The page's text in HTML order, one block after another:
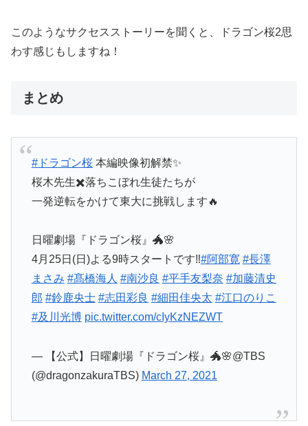
このようなサクセスストーリーを聞くと、ドラゴン桜2思
わす感じもしますね！
まとめ
#ドラゴン桜本編映像初解禁✨
桜木先生✖️落ちこぼれ生徒たちが
一発逆転をかけて東大に挑戦します🔥
日曜劇場『ドラゴン桜』🐲🌸
4月25日(日)よる9時スタートです‼️#阿部寛 #長澤
まさみ #髙橋海人 #南沙良 #平手友梨奈 #加藤清史
郎 #鈴鹿央士 #志田彩良 #細田佳央太 #江口のりこ
#及川光博 pic.twitter.com/cIyKzNEZWT
— 【公式】日曜劇場『ドラゴン桜』🐲🌸@TBS
(@dragonzakuraTBS) March 27, 2021